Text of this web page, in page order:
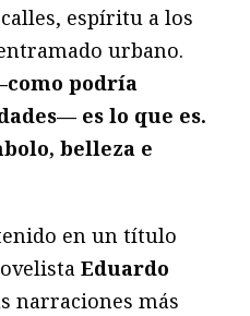
espíritu a los
urbano.
podría
es lo que es.
belleza e
en un título
Eduardo
narraciones más